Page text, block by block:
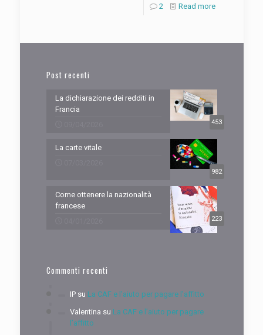
2 Read more
Post recenti
453
La dichiarazione dei redditi in
Francia
982
La carte vitale
223
Come ottenere la nazionalità
francese
Commenti recenti
IPsu La CAF e l’aiuto per pagare l’affitto
Valentina su La CAF e l’aiuto per pagare
l’affitto